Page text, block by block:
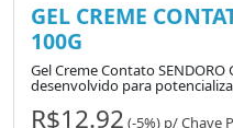
GEL CREME
100G
Gel Creme Contato
desenvolvido para
R$12.92 (-5%) p/Chave